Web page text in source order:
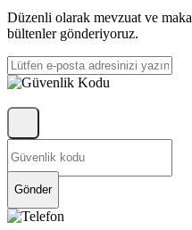
Düzenli olarak mevzuat ve
bültenler gönderiyoruz.
Gönder